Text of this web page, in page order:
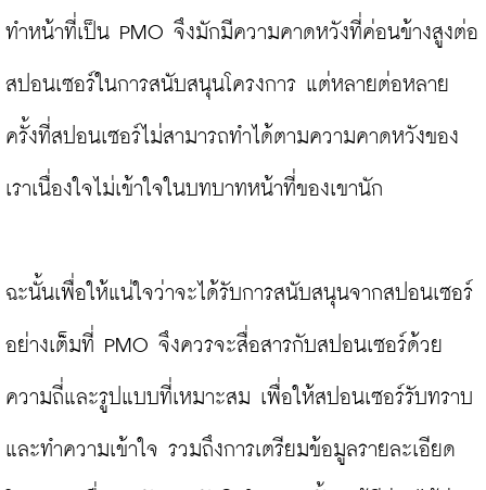
ทำหน้าที่เป็น PMO จึงมักมีความคาดหวังที่ค่อนข้างสูงต่อ
สปอนเซอร์ในการสนับสนุนโครงการ แต่หลายต่อหลาย
ครั้งที่สปอนเซอร์ไม่สามารถทำได้ตามความคาดหวังของ
เราเนื่องใจไม่เข้าใจในบทบาทหน้าที่ของเขานัก
ฉะนั้นเพื่อให้แน่ใจว่าจะได้รับการสนับสนุนจากสปอนเซอร์
อย่างเต็มที่ PMO จึงควรจะสื่อสารกับสปอนเซอร์ด้วย
ความถี่และรูปแบบที่เหมาะสม เพื่อให้สปอนเซอร์รับทราบ
และทำความเข้าใจ รวมถึงการเตรียมข้อมูลรายละเอียด